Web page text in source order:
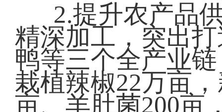
2.提升农产品
精深加工，突出
鸭等三个全产业
栽植辣椒22万亩
亩、羊肚菌200亩